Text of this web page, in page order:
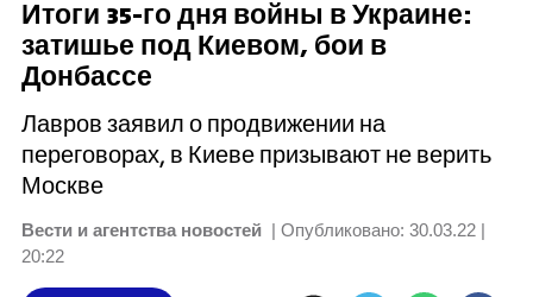
Итоги 35-го дня войны в Украине:
затишье под Киевом, бои в
Донбассе
Лавров заявил о продвижении на
переговорах, в Киеве призывают не верить
Москве
Вести и агентства новостей | Опубликовано: 30.03.22 |
20:22